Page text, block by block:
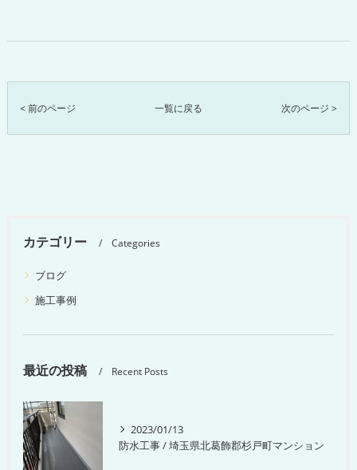
< 前のページ 一覧に戻る 次のページ >
カテゴリー Categories
ブログ
施工事例
最近の投稿 Recent Posts
2023/01/13
防水工事 / 埼玉県北葛飾郡杉戸町マンション